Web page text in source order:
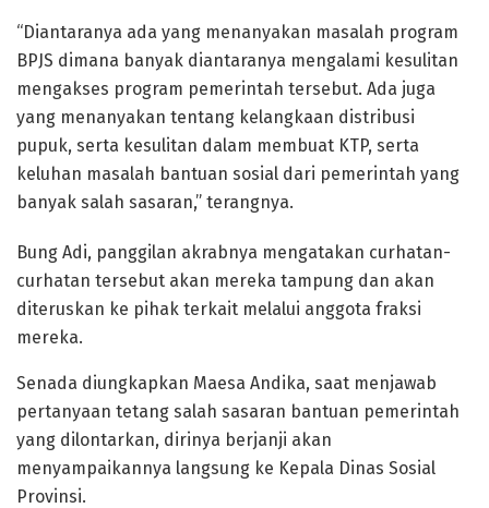
“Diantaranya ada yang menanyakan masalah program
BPJS dimana banyak diantaranya mengalami kesulitan
mengakses program pemerintah tersebut. Ada juga
yang menanyakan tentang kelangkaan distribusi
pupuk, serta kesulitan dalam membuat KTP, serta
keluhan masalah bantuan sosial dari pemerintah yang
banyak salah sasaran,” terangnya.
Bung Adi, panggilan akrabnya mengatakan curhatan-
curhatan tersebut akan mereka tampung dan akan
diteruskan ke pihak terkait melalui anggota fraksi
mereka.
Senada diungkapkan Maesa Andika, saat menjawab
pertanyaan tetang salah sasaran bantuan pemerintah
yang dilontarkan, dirinya berjanji akan
menyampaikannya langsung ke Kepala Dinas Sosial
Provinsi.